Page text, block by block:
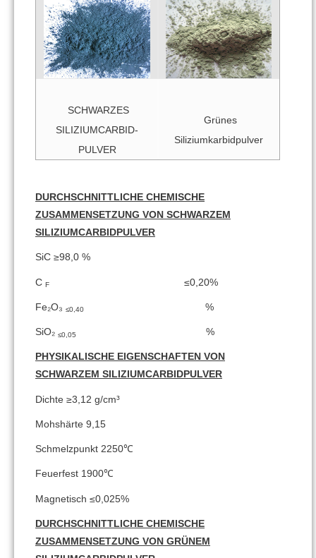
SCHWARZES
SILIZIUMCARBID-
PULVER
Grünes
Siliziumkarbidpulver
DURCHSCHNITTLICHE CHEMISCHE
ZUSAMMENSETZUNG VON SCHWARZEM
SILIZIUMCARBIDPULVER
SiC ≥98,0 %
C F ≤0,20%
Fe₂O₃ ≤0,40 %
SiO₂ ≤0,05 %
PHYSIKALISCHE EIGENSCHAFTEN VON
SCHWARZEM SILIZIUMCARBIDPULVER
Dichte ≥3,12 g/cm³
Mohshärte 9,15
Schmelzpunkt 2250℃
Feuerfest 1900℃
Magnetisch ≤0,025%
DURCHSCHNITTLICHE CHEMISCHE
ZUSAMMENSETZUNG VON GRÜNEM